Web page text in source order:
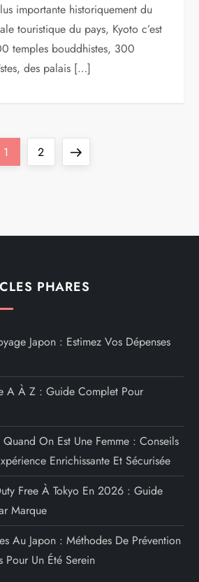
importante historiquement du
touristique du pays, Kyoto c’est
temples bouddhistes, 300
des palais […]
Page
1 Page
2
Next
PHARES
Japon : Estimez Vos Dépenses
A À Z : Guide Complet Pour
On Est Une Femme : Conseils
Enrichissante Et Sécurisée
Free À Tokyo En 2026 : Guide
Marque
Au Japon : Méthodes De Prévention
Pour Un Été Serein